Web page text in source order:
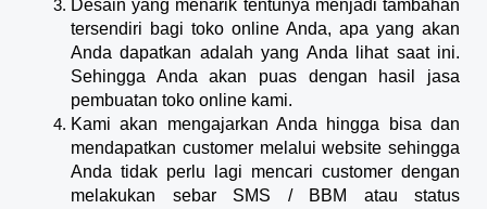
Desain yang menarik tentunya menjadi tambahan
tersendiri bagi toko online Anda, apa yang akan
Anda dapatkan adalah yang Anda lihat saat ini.
Sehingga Anda akan puas dengan hasil jasa
pembuatan toko online kami.
Kami akan mengajarkan Anda hingga bisa dan
mendapatkan customer melalui website sehingga
Anda tidak perlu lagi mencari customer dengan
melakukan sebar SMS / BBM atau status